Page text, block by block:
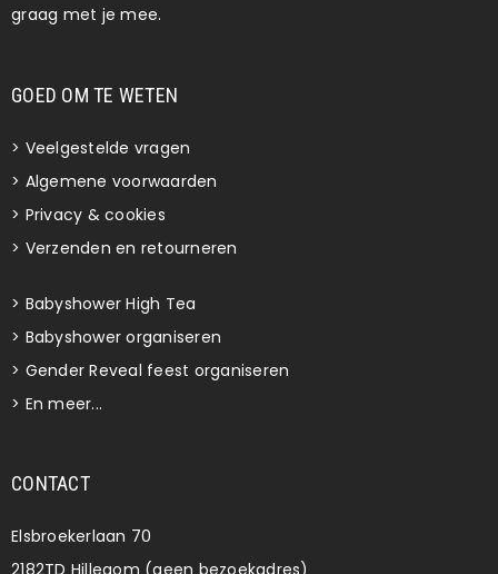
graag met je mee.
GOED OM TE WETEN
> Veelgestelde vragen
> Algemene voorwaarden
> Privacy & cookies
> Verzenden en retourneren
> Babyshower High Tea
> Babyshower organiseren
> Gender Reveal feest organiseren
> En meer...
CONTACT
Elsbroekerlaan 70
2182TD Hillegom (geen bezoekadres)